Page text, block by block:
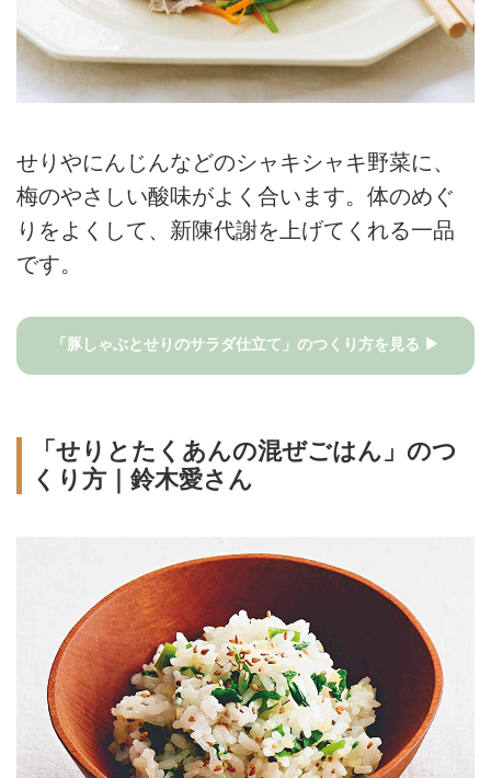
せりやにんじんなどのシャキシャキ野菜に、
梅のやさしい酸味がよく合います。体のめぐ
りをよくして、新陳代謝を上げてくれる一品
です。
「豚しゃぶとせりのサラダ仕立て」のつくり方を見る ▶
「せりとたくあんの混ぜごはん」のつ
くり方｜鈴木愛さん